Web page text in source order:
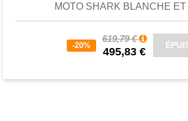
MOTO SHARK BLANCHE ET
-20%
619,79 €
495,83 €